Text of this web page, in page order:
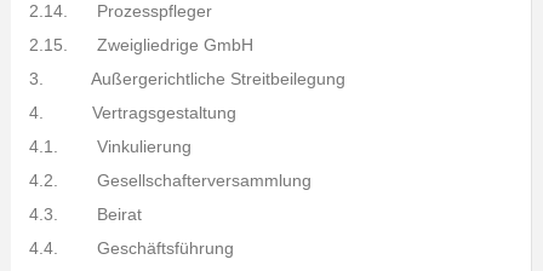
2.14. Prozesspfleger
2.15. Zweigliedrige GmbH
3. Außergerichtliche Streitbeilegung
4. Vertragsgestaltung
4.1. Vinkulierung
4.2. Gesellschafterversammlung
4.3. Beirat
4.4. Geschäftsführung